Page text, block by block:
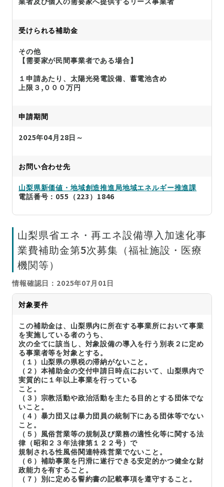
受けられる補助金
その他
【需要家が民間事業者である場合】
１申請あたり、太陽光発電設備、蓄電池含め
上限３,０００万円
申請期間
2025年04月28日～
お問い合わせ先
山梨県新価値・地域創造推進局地域エネルギー推進課
電話番号：055（223）1846
山梨県省エネ・再エネ設備導入加速化事
業費補助金第5次募集（福祉施設・医療
機関等）
情報確認日：2025年07月01日
対象要件
この補助金は、山梨県内に所在する事業所において事業
を実施している者のうち、
次の全てに該当し、対象設備の導入を行う別表２に定め
る事業者等を対象とする。
（１）山梨県の県税の滞納がないこと。
（２）本補助金の交付申請日時点において、山梨県内で
実質的に１年以上事業を行っている
こと。
（３）宗教活動や政治活動を主たる目的とする団体でな
いこと。
（４）暴力団又は暴力団員の統制下にある団体等でない
こと。
（５）風俗営業等の規制及び業務の適性化等に関する法
律（昭和２３年法律第１２２号）で
規制される性風俗関連特殊営業でないこと。
（６）補助事業を円滑に遂行できる安定的かつ健全な財
政能力を有すること。
（７）別に定める誓約書の記載事項を遵守すること。